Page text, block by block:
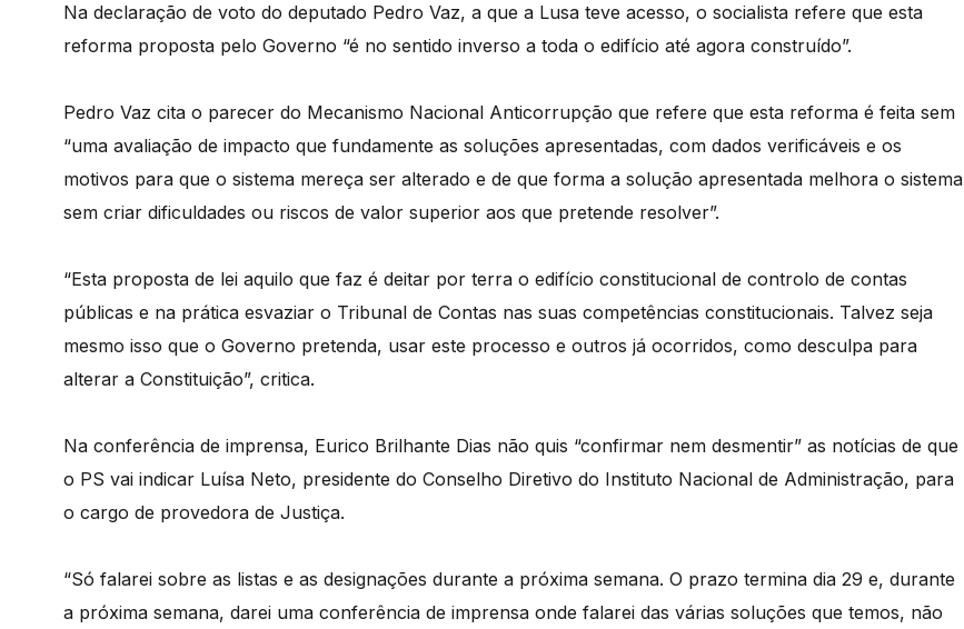
Na declaração de voto do deputado Pedro Vaz, a que a Lusa teve acesso, o socialista refere que esta
reforma proposta pelo Governo “é no sentido inverso a toda o edifício até agora construído”.
Pedro Vaz cita o parecer do Mecanismo Nacional Anticorrupção que refere que esta reforma é feita sem
“uma avaliação de impacto que fundamente as soluções apresentadas, com dados verificáveis e os
motivos para que o sistema mereça ser alterado e de que forma a solução apresentada melhora o sistema
sem criar dificuldades ou riscos de valor superior aos que pretende resolver”.
“Esta proposta de lei aquilo que faz é deitar por terra o edifício constitucional de controlo de contas
públicas e na prática esvaziar o Tribunal de Contas nas suas competências constitucionais. Talvez seja
mesmo isso que o Governo pretenda, usar este processo e outros já ocorridos, como desculpa para
alterar a Constituição”, critica.
Na conferência de imprensa, Eurico Brilhante Dias não quis “confirmar nem desmentir” as notícias de que
o PS vai indicar Luísa Neto, presidente do Conselho Diretivo do Instituto Nacional de Administração, para
o cargo de provedora de Justiça.
“Só falarei sobre as listas e as designações durante a próxima semana. O prazo termina dia 29 e, durante
a próxima semana, darei uma conferência de imprensa onde falarei das várias soluções que temos, não